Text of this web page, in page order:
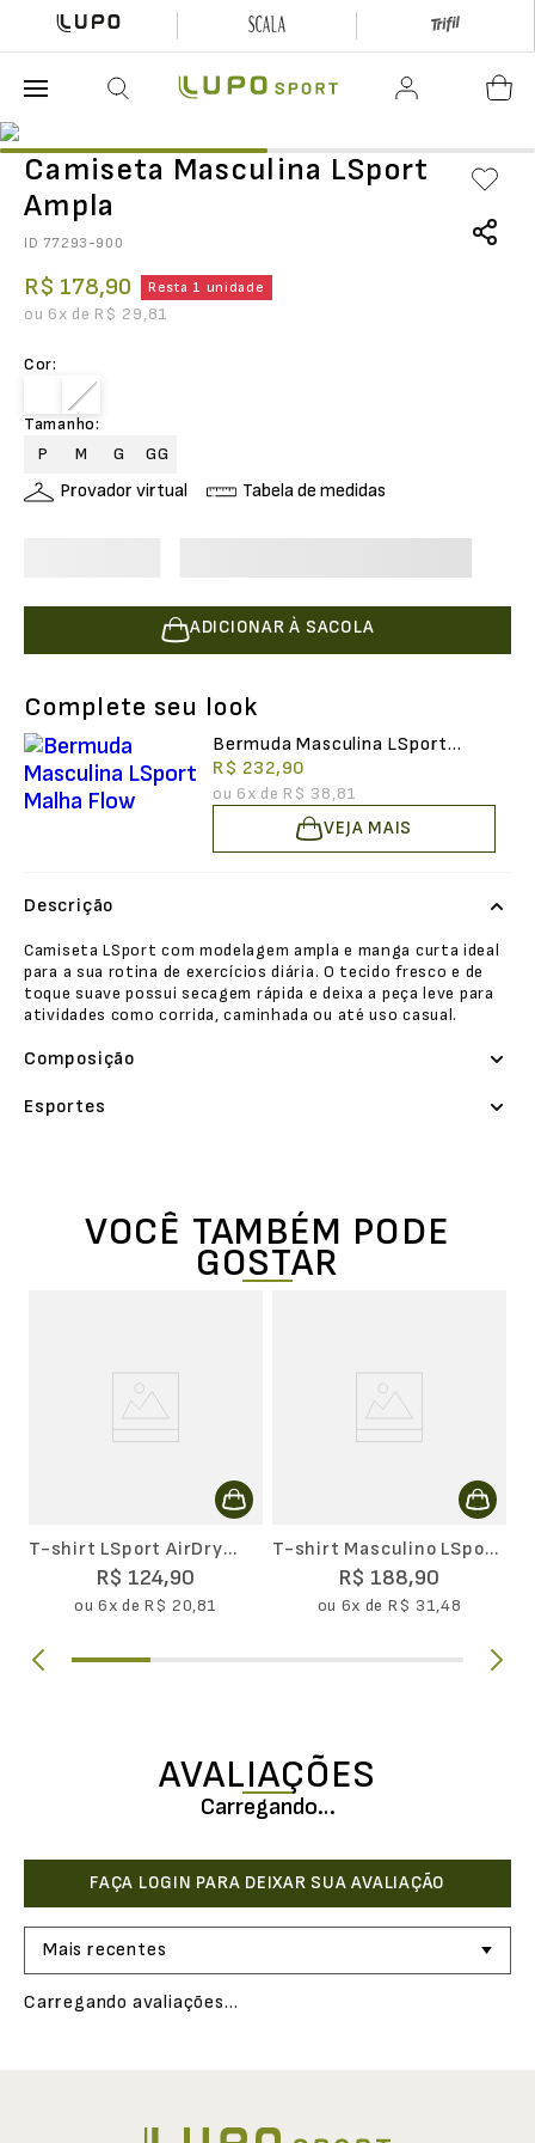
Camiseta Masculina LSport
Ampla
ID 77293-900
R$ 178,90 Resta 1 unidade
ou 6x de R$ 29,81
Cor:
Tamanho:
P
M G GG
Provador virtual Tabela de medidas
ADICIONAR À SACOLA
Complete seu look
Bermuda Masculina LSport
Malha Flow
R$ 232,90
ou 6x de R$ 38,81
VEJA MAIS
Descrição
Camiseta LSport com modelagem ampla e manga curta ideal
para a sua rotina de exercícios diária. O tecido fresco e de
toque suave possui secagem rápida e deixa a peça leve para
atividades como corrida, caminhada ou até uso casual.
Composição
Esportes
VOCÊ TAMBÉM PODE
GOSTAR
T-shirt LSport AirDry
Masculina
R$ 124,90
ou6x deR$ 20,81
T-shirt Masculino LSport
Selada Laser
R$ 188,90
ou 6x de R$ 31,48
AVALIAÇÕES
Carregando…
Mais recentes
Carregando avaliações…